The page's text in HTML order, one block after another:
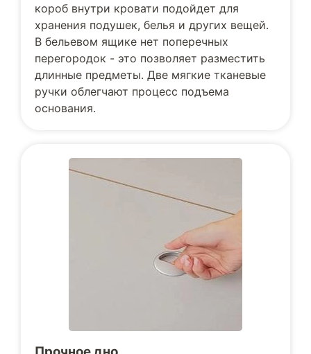
короб внутри кровати подойдет для
хранения подушек, белья и других вещей.
В бельевом ящике нет поперечных
перегородок - это позволяет разместить
длинные предметы. Две мягкие тканевые
ручки облегчают процесс подъема
основания.